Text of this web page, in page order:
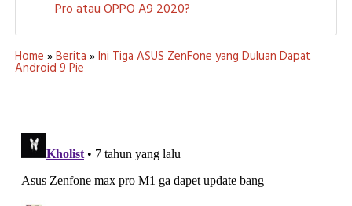
Pro atau OPPO A9 2020?
Home »Berita »Ini Tiga ASUS ZenFone yang Duluan Dapat
Android 9 Pie